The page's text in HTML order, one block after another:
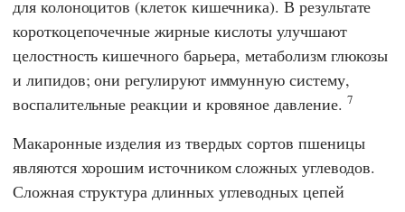
для колоноцитов (клеток кишечника). В результате
короткоцепочечные жирные кислоты улучшают
целостность кишечного барьера, метаболизм глюкозы
и липидов; они регулируют иммунную систему,
воспалительные реакции и кровяное давление. 7
Макаронные изделия из твердых сортов пшеницы
являются хорошим источником сложных углеводов.
Сложная структура длинных углеводных цепей